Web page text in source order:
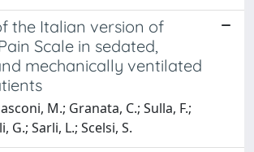
the Italian version of
Scale in sedated,
mechanically ventilated
M.; Granata, C.; Sulla, F.;
G.; Sarli, L.; Scelsi, S.